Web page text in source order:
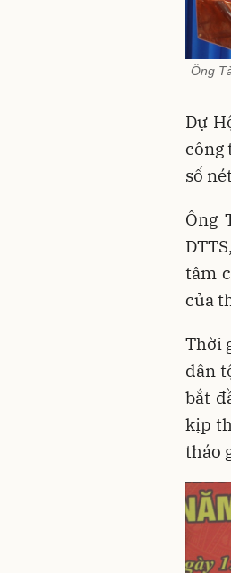
Ông
Dự
công
số
Ông
tâm
của
Thời
dân
bắt
kịp
tháo